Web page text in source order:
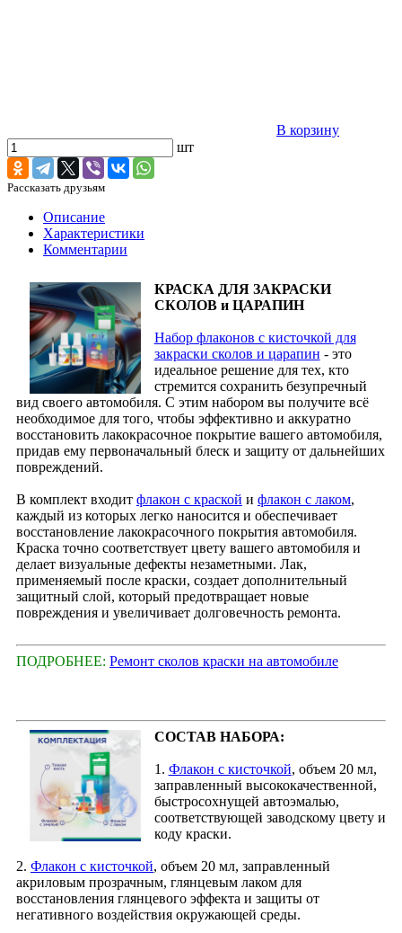
В корзину
шт
Рассказать друзьям
Описание
Характеристики
Комментарии
КРАСКА ДЛЯ ЗАКРАСКИ
СКОЛОВ и ЦАРАПИН
Набор флаконов с кисточкой для
закраски сколов и царапин - это
идеальное решение для тех, кто
стремится сохранить безупречный
вид своего автомобиля. С этим набором вы получите всё
необходимое для того, чтобы эффективно и аккуратно
восстановить лакокрасочное покрытие вашего автомобиля,
придав ему первоначальный блеск и защиту от дальнейших
повреждений.
В комплект входит флакон с краской и флакон с лаком,
каждый из которых легко наносится и обеспечивает
восстановление лакокрасочного покрытия автомобиля.
Краска точно соответствует цвету вашего автомобиля и
делает визуальные дефекты незаметными. Лак,
применяемый после краски, создает дополнительный
защитный слой, который предотвращает новые
повреждения и увеличивает долговечность ремонта.
ПОДРОБНЕЕ: Ремонт сколов краски на автомобиле
СОСТАВ НАБОРА:
1. Флакон с кисточкой, объем 20 мл,
заправленный высококачественной,
быстросохнущей автоэмалью,
соответствующей заводскому цвету и
коду краски.
2. Флакон с кисточкой, объем 20 мл, заправленный
акриловым прозрачным, глянцевым лаком для
восстановления глянцевого эффекта и защиты от
негативного воздействия окружающей среды.